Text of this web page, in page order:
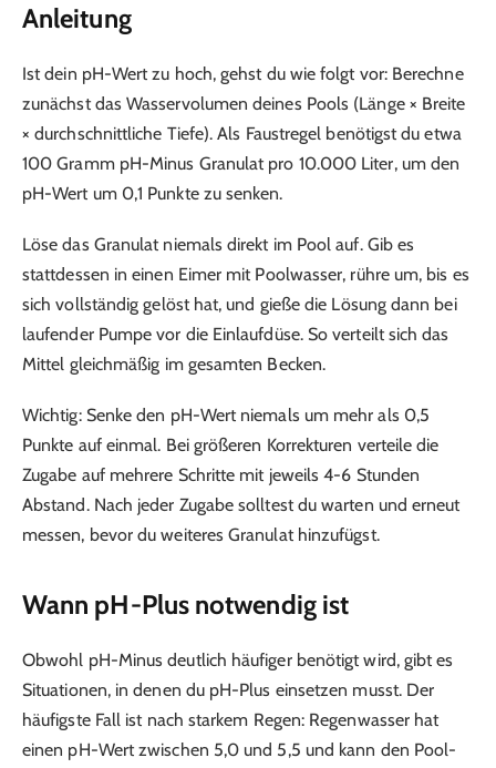
Anleitung
Ist dein pH-Wert zu hoch, gehst du wie folgt vor: Berechne
zunächst das Wasservolumen deines Pools (Länge × Breite
× durchschnittliche Tiefe). Als Faustregel benötigst du etwa
100 Gramm pH-Minus Granulat pro 10.000 Liter, um den
pH-Wert um 0,1 Punkte zu senken.
Löse das Granulat niemals direkt im Pool auf. Gib es
stattdessen in einen Eimer mit Poolwasser, rühre um, bis es
sich vollständig gelöst hat, und gieße die Lösung dann bei
laufender Pumpe vor die Einlaufdüse. So verteilt sich das
Mittel gleichmäßig im gesamten Becken.
Wichtig: Senke den pH-Wert niemals um mehr als 0,5
Punkte auf einmal. Bei größeren Korrekturen verteile die
Zugabe auf mehrere Schritte mit jeweils 4-6 Stunden
Abstand. Nach jeder Zugabe solltest du warten und erneut
messen, bevor du weiteres Granulat hinzufügst.
Wann pH-Plus notwendig ist
Obwohl pH-Minus deutlich häufiger benötigt wird, gibt es
Situationen, in denen du pH-Plus einsetzen musst. Der
häufigste Fall ist nach starkem Regen: Regenwasser hat
einen pH-Wert zwischen 5,0 und 5,5 und kann den Pool-